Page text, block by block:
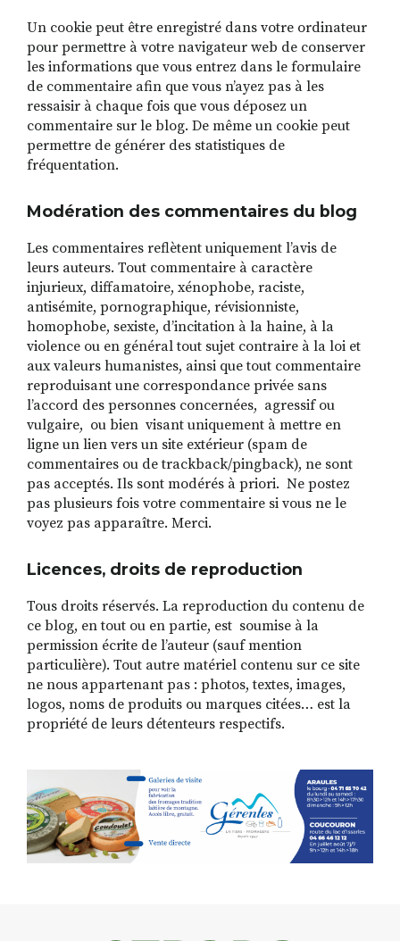
Un cookie peut être enregistré dans votre ordinateur
pour permettre à votre navigateur web de conserver
les informations que vous entrez dans le formulaire
de commentaire afin que vous n’ayez pas à les
ressaisir à chaque fois que vous déposez un
commentaire sur le blog. De même un cookie peut
permettre de générer des statistiques de
fréquentation.
Modération des commentaires du blog
Les commentaires reflètent uniquement l’avis de
leurs auteurs. Tout commentaire à caractère
injurieux, diffamatoire, xénophobe, raciste,
antisémite, pornographique, révisionniste,
homophobe, sexiste, d’incitation à la haine, à la
violence ou en général tout sujet contraire à la loi et
aux valeurs humanistes, ainsi que tout commentaire
reproduisant une correspondance privée sans
l’accord des personnes concernées, agressif ou
vulgaire, ou bien visant uniquement à mettre en
ligne un lien vers un site extérieur (spam de
commentaires ou de trackback/pingback), ne sont
pas acceptés. Ils sont modérés à priori. Ne postez
pas plusieurs fois votre commentaire si vous ne le
voyez pas apparaître. Merci.
Licences, droits de reproduction
Tous droits réservés. La reproduction du contenu de
ce blog, en tout ou en partie, est soumise à la
permission écrite de l’auteur (sauf mention
particulière). Tout autre matériel contenu sur ce site
ne nous appartenant pas : photos, textes, images,
logos, noms de produits ou marques citées… est la
propriété de leurs détenteurs respectifs.